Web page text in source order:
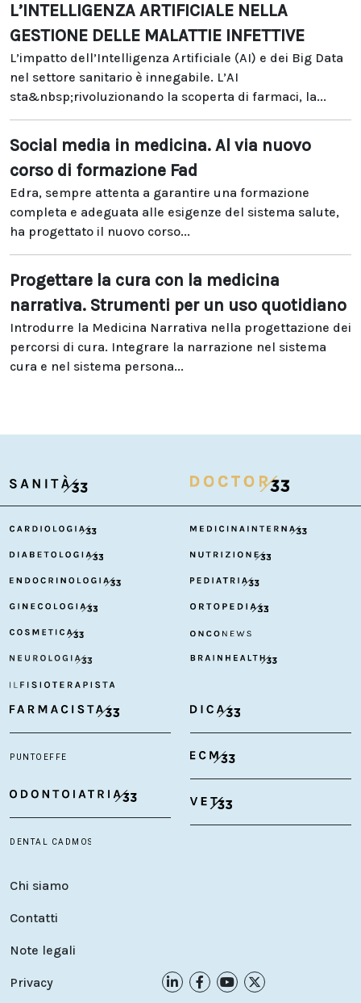
L’INTELLIGENZA ARTIFICIALE NELLA
GESTIONE DELLE MALATTIE INFETTIVE
L’impatto dell’Intelligenza Artificiale (AI) e dei Big Data
nel settore sanitario è innegabile. L’AI
sta&nbsp;rivoluzionando la scoperta di farmaci, la...
Social media in medicina. Al via nuovo
corso di formazione Fad
Edra, sempre attenta a garantire una formazione
completa e adeguata alle esigenze del sistema salute,
ha progettato il nuovo corso...
Progettare la cura con la medicina
narrativa. Strumenti per un uso quotidiano
Introdurre la Medicina Narrativa nella progettazione dei
percorsi di cura. Integrare la narrazione nel sistema
cura e nel sistema persona...
Chi siamo
Contatti
Note legali
Privacy